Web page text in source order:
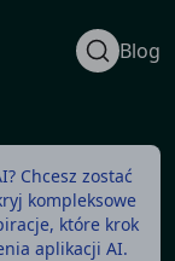
Blog
Chcesz zostać
kompleksowe
które krok
aplikacji AI.